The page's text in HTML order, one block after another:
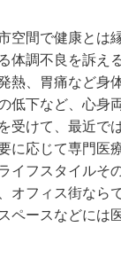
間で健康とは
体調不良を訴え
熱、胃痛など身
低下など、心身
受けて、最近で
に応じて専門医
イフスタイルそ
オフィス街なら
ペースなどには